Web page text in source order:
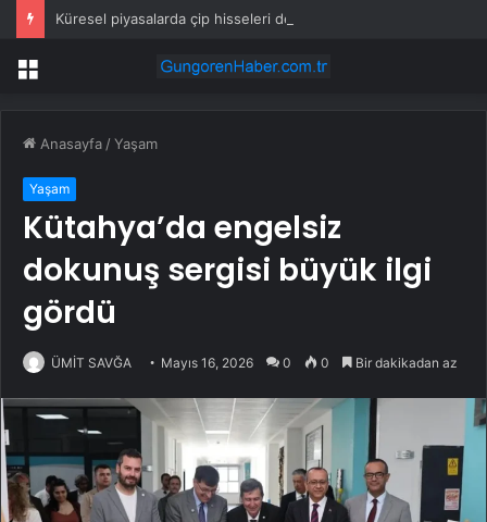
Küresel piyasalarda çip hisseleri depremi
Menü
Anasayfa /Yaşam
Yaşam
Kütahya’da engelsiz
dokunuş sergisi büyük ilgi
gördü
ÜMİT SAVĞA Mayıs 16, 2026 0 0 Bir dakikadan az